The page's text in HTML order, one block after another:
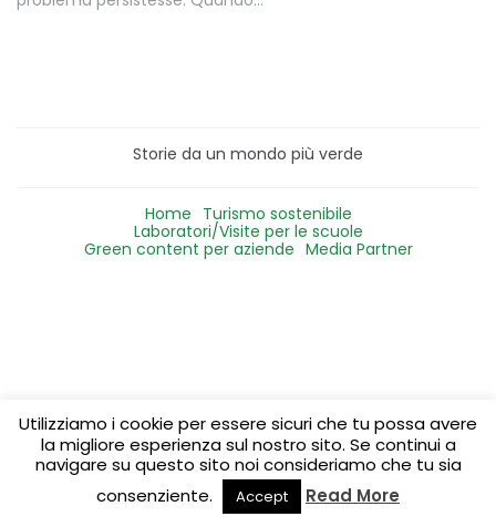
Storie da un mondo più verde
Home Turismo sostenibile
Laboratori/Visite per le scuole
Green content per aziende Media Partner
Utilizziamo i cookie per essere sicuri che tu possa avere
la migliore esperienza sul nostro sito. Se continui a
navigare su questo sito noi consideriamo che tu sia
consenziente.
Accept Read More